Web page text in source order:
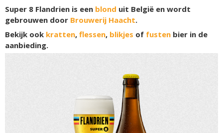
Super 8 Flandrien is een blond uit België en wordt
gebrouwen door Brouwerij Haacht.
Bekijk ook kratten, flessen, blikjes of fusten bier in de
aanbieding.